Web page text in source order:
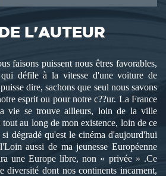
L'AUTEUR
faisons puissent nous êtres favorables,
défile à la vitesse d'une voiture de
dire, sachons que seul nous savons
esprit ou pour notre c??ur. La France
vie se trouve ailleurs, loin de la ville
au long de mon existence, loin de ce
dégradé qu'est le cinéma d'aujourd'hui
aussi de ma jeunesse Européenne
une Europe libre, non « privée » .Ce
diversité dont nos continents incarnent,